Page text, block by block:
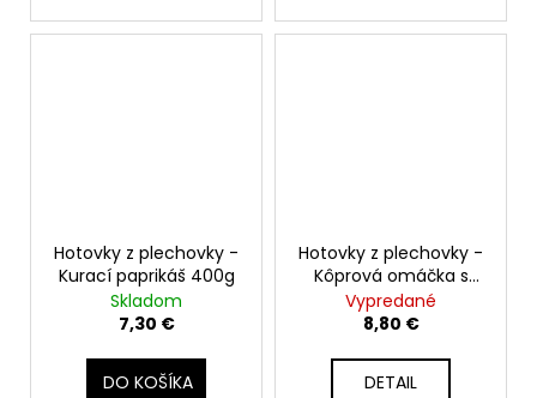
Hotovky z plechovky -
Kurací paprikáš 400g
Skladom
7,30 €
DO KOŠÍKA
Hotovky z plechovky -
Kôprová omáčka s
hovädzím mäsom
400g
Vypredané
8,80 €
DETAIL